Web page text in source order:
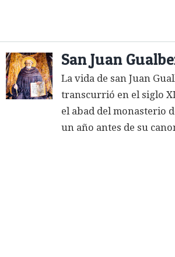
San Juan
La vida de san Juan
transcurrió en el siglo
el abad del monasterio
un año antes de su